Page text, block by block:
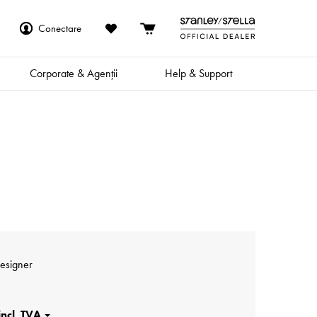
Conectare
Corporate & Agenții Help & Support